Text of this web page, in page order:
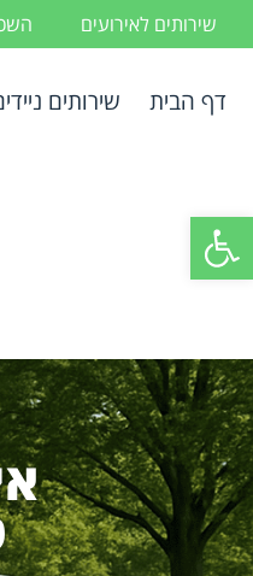
פתח סרגל נגישות
שירותים לאירועים
דף הבית שירותים